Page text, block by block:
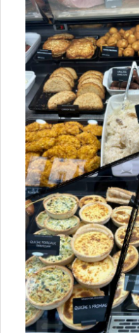
21 Côte-d’Or
25 Doubs
39 Jura
58 Nièvre
70 Haute-Saône
71 Saône-et-Loire
89 Yonne
90 Territoire-de-Belfort
Bretagne
22 Côtes d’Armor
29 Finistère
35 Île-et-Vilaine
56 Morbihan
Centre-Val de Loire